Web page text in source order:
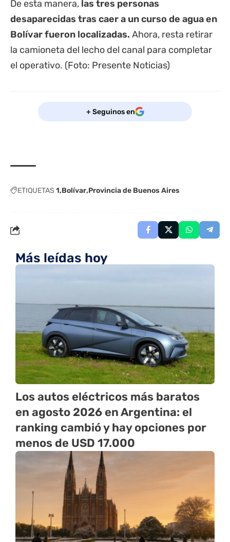
De esta manera, las tres personas
desaparecidas tras caer a un curso de agua en
Bolívar fueron localizadas. Ahora, resta retirar
la camioneta del lecho del canal para completar
el operativo. (Foto: Presente Noticias)
+ Seguinos en
ETIQUETAS 1 Bolívar Provincia de Buenos Aires
Más leídas hoy
Los autos eléctricos más baratos
en agosto 2026 en Argentina: el
ranking cambió y hay opciones por
menos de USD 17.000